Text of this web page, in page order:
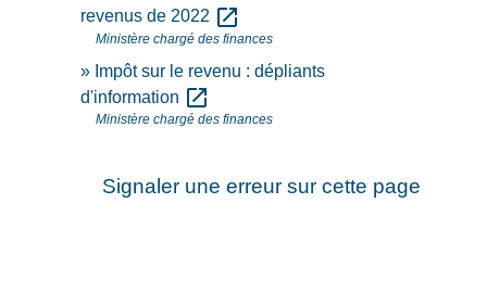
revenus de 2022 open_in_new
Ministère chargé des finances
Impôt sur le revenu : dépliants
d'information open_in_new
Ministère chargé des finances
Signaler une erreur sur cette page